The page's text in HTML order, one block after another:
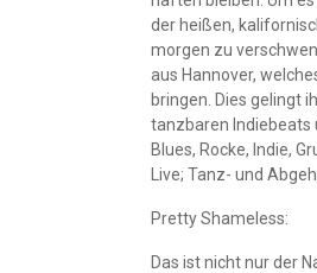
der heißen,
morgen zu
aus Hannover,
bringen. Dies gelingt
tanzbaren Indiebeats
Blues, Rocke, Indie,
Live; Tanz- und
Pretty Shameless:
Das ist nicht nur der